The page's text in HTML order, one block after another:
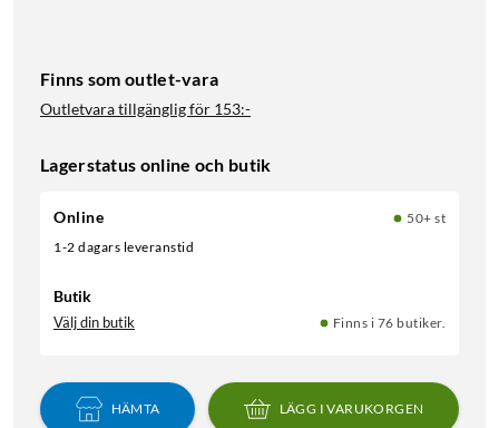
Finns som outlet-vara
Outletvara tillgänglig för 153:-
Lagerstatus online och butik
Online
50+ st
1-2 dagars leveranstid
Butik
Välj din butik Finns i 76 butiker.
HÄMTA LÄGG I VARUKORGEN